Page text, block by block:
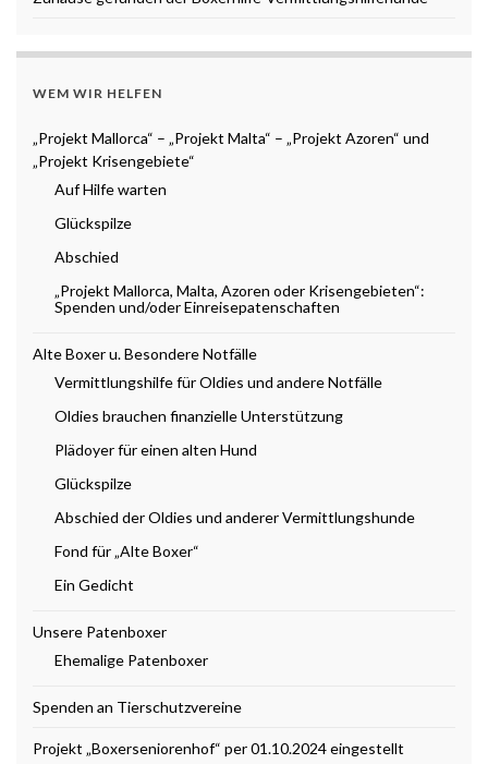
WEM WIR HELFEN
„Projekt Mallorca“ – „Projekt Malta“ – „Projekt Azoren“ und
„Projekt Krisengebiete“
Auf Hilfe warten
Glückspilze
Abschied
„Projekt Mallorca, Malta, Azoren oder Krisengebieten“:
Spenden und/oder Einreisepatenschaften
Alte Boxer u. Besondere Notfälle
Vermittlungshilfe für Oldies und andere Notfälle
Oldies brauchen finanzielle Unterstützung
Plädoyer für einen alten Hund
Glückspilze
Abschied der Oldies und anderer Vermittlungshunde
Fond für „Alte Boxer“
Ein Gedicht
Unsere Patenboxer
Ehemalige Patenboxer
Spenden an Tierschutzvereine
Projekt „Boxerseniorenhof“ per 01.10.2024 eingestellt